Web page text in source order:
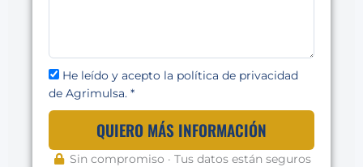
He leído y acepto la política de privacidad
de Agrimulsa. *
QUIERO MÁS INFORMACIÓN
Sin compromiso · Tus datos están seguros